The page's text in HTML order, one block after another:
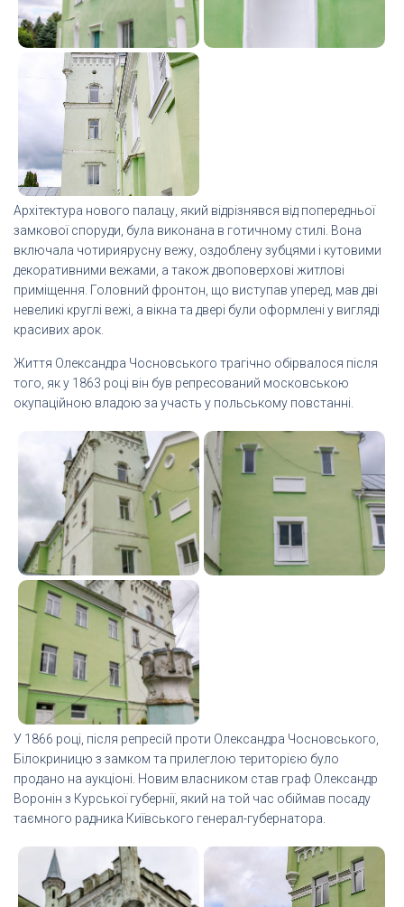
Архітектура нового палацу, який відрізнявся від попередньої
замкової споруди, була виконана в готичному стилі. Вона
включала чотириярусну вежу, оздоблену зубцями і кутовими
декоративними вежами, а також двоповерхові житлові
приміщення. Головний фронтон, що виступав уперед, мав дві
невеликі круглі вежі, а вікна та двері були оформлені у вигляді
красивих арок.
Життя Олександра Чосновського трагічно обірвалося після
того, як у 1863 році він був репресований московською
окупаційною владою за участь у польському повстанні.
У 1866 році, після репресій проти Олександра Чосновського,
Білокриницю з замком та прилеглою територією було
продано на аукціоні. Новим власником став граф Олександр
Воронін з Курської губернії, який на той час обіймав посаду
таємного радника Київського генерал-губернатора.